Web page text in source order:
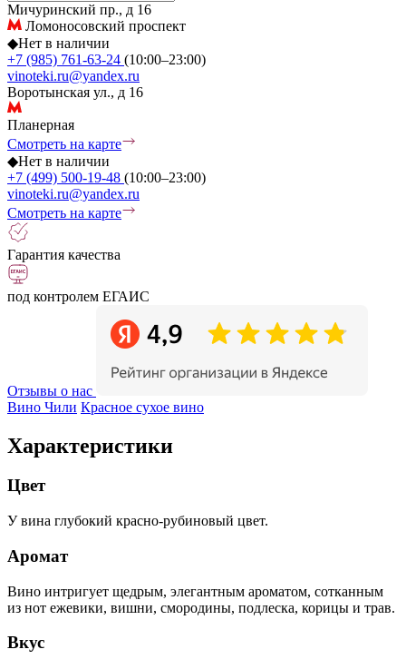
Мичуринский пр., д 16
Ломоносовский проспект
◆Нет в наличии
+7 (985) 761-63-24 (10:00–23:00)
vinoteki.ru@yandex.ru
Воротынская ул., д 16
Планерная
Смотреть на карте
◆Нет в наличии
+7 (499) 500-19-48 (10:00–23:00)
vinoteki.ru@yandex.ru
Смотреть на карте
Гарантия качества
под контролем ЕГАИС
Отзывы о нас
Вино Чили Красное сухое вино
Характеристики
Цвет
У вина глубокий красно-рубиновый цвет.
Аромат
Вино интригует щедрым, элегантным ароматом, сотканным
из нот ежевики, вишни, смородины, подлеска, корицы и трав.
Вкус